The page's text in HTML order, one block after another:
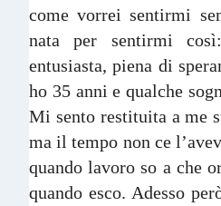
come vorrei sentirmi
nata per sentirmi
entusiasta, piena di
ho 35 anni e qualche
Mi sento restituita a me
ma il tempo non ce
quando lavoro so a che
quando esco. Adesso